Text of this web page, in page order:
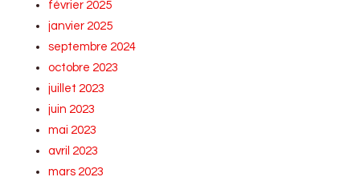
février 2025
janvier 2025
septembre 2024
octobre 2023
juillet 2023
juin 2023
mai 2023
avril 2023
mars 2023